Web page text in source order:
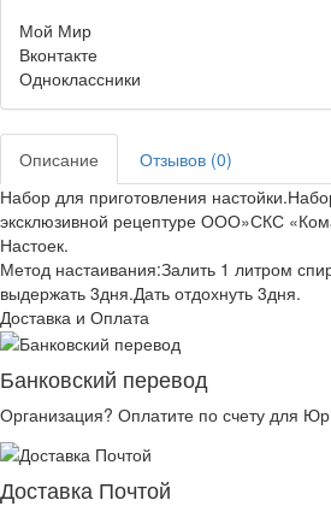
Мой Мир
Вконтакте
Одноклассники
Описание
Отзывов (0)
Набор для приготовления
эксклюзивной рецептуре ООО»СКС
Настоек.
Метод настаивания:Залить 1 литром
выдержать 3дня.Дать отдохнуть 3дня.
Доставка и Оплата
Банковский перевод
Организация? Оплатите по счету для
Доставка Почтой